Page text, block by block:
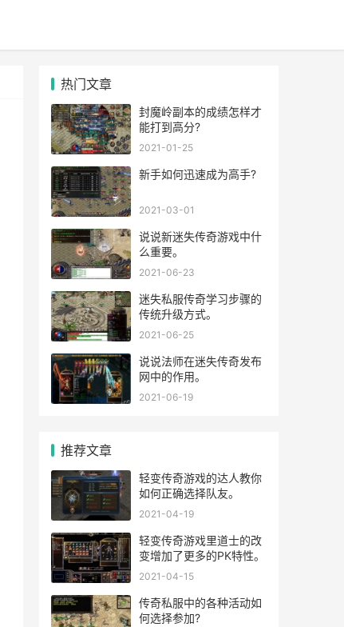
热门文章
封魔岭副本的成绩怎样才
能打到高分?
2021-01-25
新手如何迅速成为高手?
2021-03-01
说说新迷失传奇游戏中什
么重要。
2021-06-23
迷失私服传奇学习步骤的
传统升级方式。
2021-06-25
说说法师在迷失传奇发布
网中的作用。
2021-06-19
推荐文章
轻变传奇游戏的达人教你
如何正确选择队友。
2021-04-19
轻变传奇游戏里道士的改
变增加了更多的PK特性。
2021-04-15
传奇私服中的各种活动如
何选择参加?